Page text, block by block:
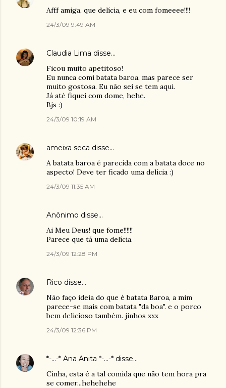
Afff amiga, que delícia, e eu com fomeeee!!!!
24/3/09 9:49 AM
Claudia Lima disse…
Ficou muito apetitoso!
Eu nunca comi batata baroa, mas parece ser
muito gostosa. Eu não sei se tem aqui.
Já até fiquei com dome, hehe.
Bjs :)
24/3/09 10:19 AM
ameixa seca disse…
A batata baroa é parecida com a batata doce no
aspecto! Deve ter ficado uma delícia :)
24/3/09 11:35 AM
Anônimo disse…
Ai Meu Deus! que fome!!!!!!
Parece que tá uma delícia.
24/3/09 12:28 PM
Rico disse…
Não faço ideia do que é batata Baroa, a mim
parece-se mais com batata "da boa". e o porco
bem delicioso também. jinhos xxx
24/3/09 12:36 PM
*-...-* Ana Anita *-...-* disse…
Cinha, esta é a tal comida que não tem hora pra
se comer...hehehehe